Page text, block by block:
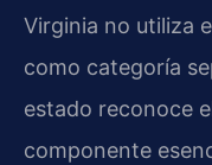
Virginia no utiliza
como categoría
estado reconoce
componente